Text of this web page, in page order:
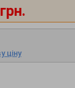
грн.
ціну